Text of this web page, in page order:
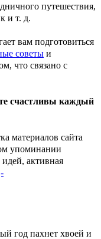
путешествия,
и т. д.
вам подготовиться
советы и
что связано с
счастливы каждый
сайта
упоминании
активная
год пахнет хвоей и